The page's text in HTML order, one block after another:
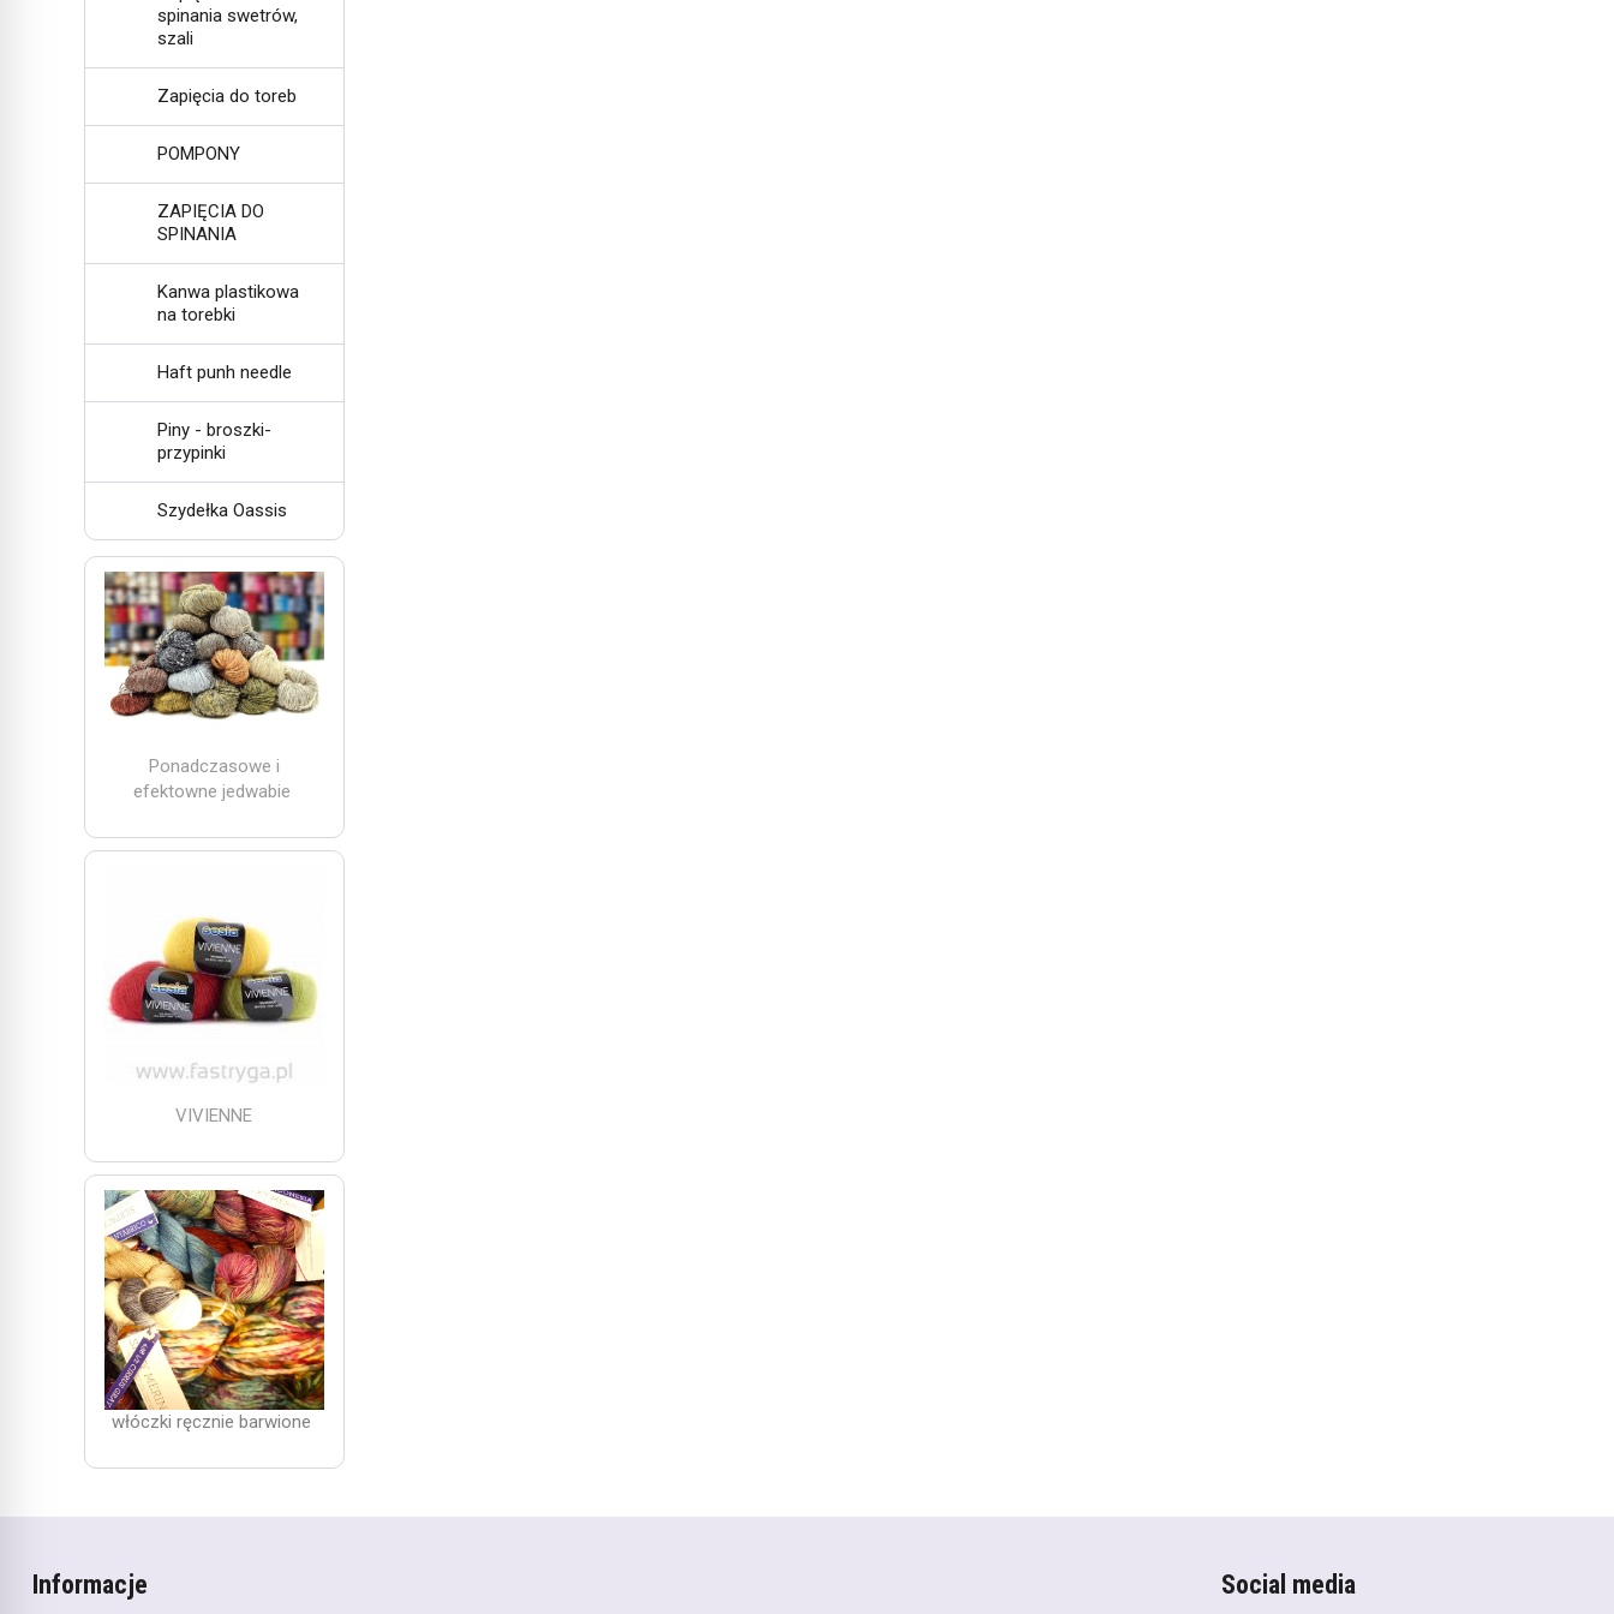
spinania swetrów,
szali
Zapięcia do toreb
POMPONY
ZAPIĘCIA DO
SPINANIA
Kanwa plastikowa
na torebki
Haft punh needle
Piny - broszki-
przypinki
Szydełka Oassis
Ponadczasowe i
efektowne jedwabie
VIVIENNE
włóczki ręcznie barwione
Informacje Social media